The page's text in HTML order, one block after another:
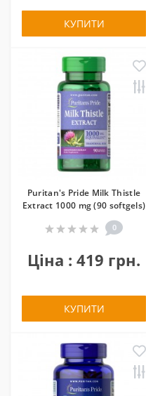
КУПИТИ
Puritan's Pride Milk Thistle
Extract 1000 mg (90 softgels)
0
Ціна : 419 грн.
КУПИТИ